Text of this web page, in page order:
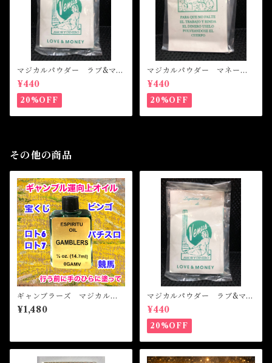
マジカルパウダー ラブ&マネ
ー Magical Powder LOVE
&MONEY
¥440
20%OFF
マジカルパウダー マネード
ローイング Magical Powde
r MONEY DRAWING
¥440
20%OFF
その他の商品
ギャンブラーズ マジカルオ
イル・魔女 GAMBLERS M
agical Oil
¥1,480
マジカルパウダー ラブ&マネ
ー Magical Powder LOVE
&MONEY
¥440
20%OFF